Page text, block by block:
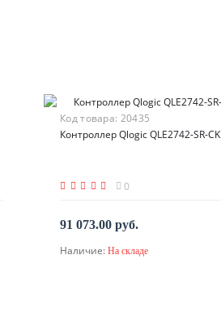
Код товара: 20435
Контроллер Qlogic QLE2742-SR-CK
0
91 073.00 руб.
В корзину
Наличие: На складе